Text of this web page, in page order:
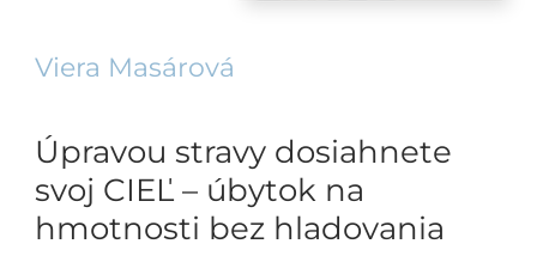
Viera Masárová
Úpravou stravy dosiahnete
svoj CIEĽ – úbytok na
hmotnosti bez hladovania